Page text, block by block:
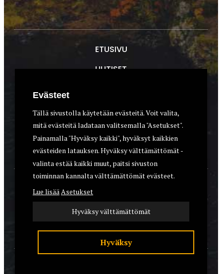
ETUSIVU
UUTISET
ASEET & OPTIIKKA
VARUSTEET
KOIRAT
YHTEYSTIEDOT
REKISTERISELOSTE
EVÄSTEET
Evästeet
Tällä sivustolla käytetään evästeitä. Voit valita,
mitä evästeitä ladataan valitsemalla "Asetukset".
Painamalla "Hyväksy kaikki", hyväksyt kaikkien
evästeiden latauksen. Hyväksy välttämättömät -
valinta estää kaikki muut, paitsi sivuston
toiminnan kannalta välttämättömät evästeet.
Lue lisääAsetukset
Hyväksy välttämättömät
Hyväksy